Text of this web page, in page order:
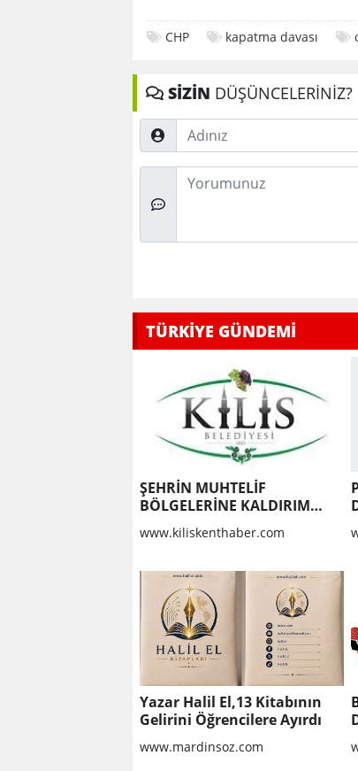
CHP kapatma davası
SİZİN DÜŞÜNCELERİNİZ?
Adınız
Düşünceleriniz
TÜRKİYE GÜNDEMİ
ŞEHRİN MUHTELİF
BÖLGELERİNE KALDIRIM
YAPILMASI VE BOZULAN
KALDIRIMLARIN
www.kiliskenthaber.com
Yazar Halil El,13 Kitabının
Gelirini Öğrencilere Ayırdı
www.mardinsoz.com